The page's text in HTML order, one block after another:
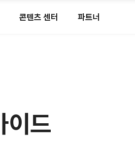
콘텐츠 센터 파트너
이드